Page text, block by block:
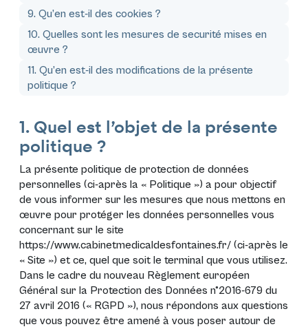
9. Qu’en est-il des cookies ?
10. Quelles sont les mesures de securité mises en
œuvre ?
11. Qu’en est-il des modifications de la présente
politique ?
1. Quel est l’objet de la présente
politique ?
La présente politique de protection de données
personnelles (ci-après la « Politique ») a pour objectif
de vous informer sur les mesures que nous mettons en
œuvre pour protéger les données personnelles vous
concernant sur le site
https://www.cabinetmedicaldesfontaines.fr/ (ci-après le
« Site ») et ce, quel que soit le terminal que vous utilisez.
Dans le cadre du nouveau Règlement européen
Général sur la Protection des Données n°2016-679 du
27 avril 2016 (« RGPD »), nous répondons aux questions
que vous pouvez être amené à vous poser autour de